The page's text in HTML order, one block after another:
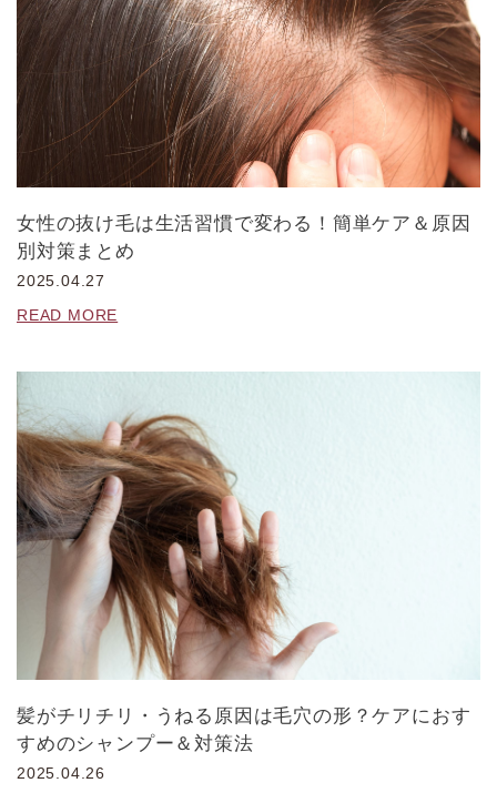
女性の抜け毛は生活習慣で変わる！簡単ケア＆原因
別対策まとめ
2025.04.27
READ MORE
髪がチリチリ・うねる原因は毛穴の形？ケアにおす
すめのシャンプー＆対策法
2025.04.26